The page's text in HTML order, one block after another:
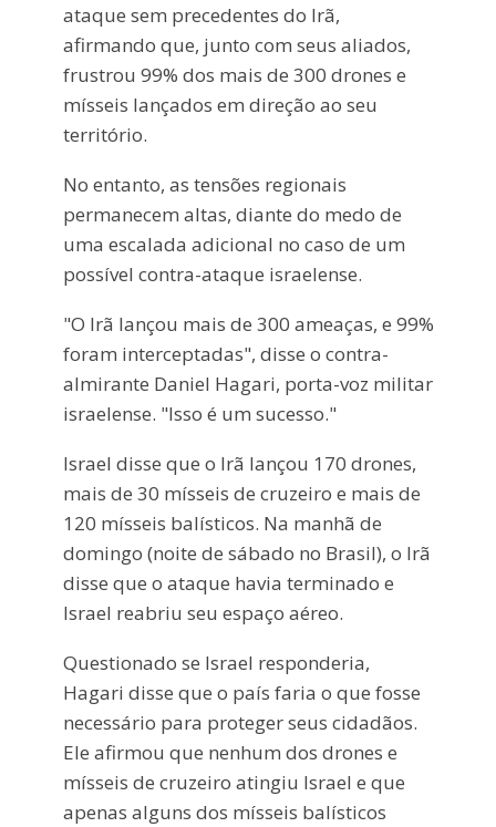
ataque sem precedentes do Irã,
afirmando que, junto com seus aliados,
frustrou 99% dos mais de 300 drones e
mísseis lançados em direção ao seu
território.
No entanto, as tensões regionais
permanecem altas, diante do medo de
uma escalada adicional no caso de um
possível contra-ataque israelense.
"O Irã lançou mais de 300 ameaças, e 99%
foram interceptadas", disse o contra-
almirante Daniel Hagari, porta-voz militar
israelense. "Isso é um sucesso."
Israel disse que o Irã lançou 170 drones,
mais de 30 mísseis de cruzeiro e mais de
120 mísseis balísticos. Na manhã de
domingo (noite de sábado no Brasil), o Irã
disse que o ataque havia terminado e
Israel reabriu seu espaço aéreo.
Questionado se Israel responderia,
Hagari disse que o país faria o que fosse
necessário para proteger seus cidadãos.
Ele afirmou que nenhum dos drones e
mísseis de cruzeiro atingiu Israel e que
apenas alguns dos mísseis balísticos